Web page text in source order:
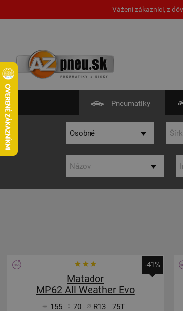
Vážení zákazníci, z
Pneumatiky
-41%
Matador
MP62 All Weather Evo
155 70 R13 75T